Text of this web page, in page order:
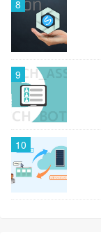
8
9
10